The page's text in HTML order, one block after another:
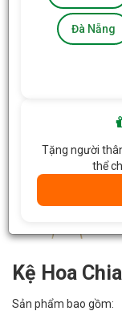
Kệ Hoa
Sản phẩm bao gồm:
Đà Nẵng
Tặng người
thể